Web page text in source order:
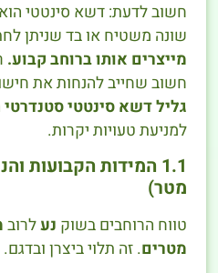
חשוב לדעת: דשא סינטטי
שונה משטיח או בד שניתן
מייצרים אותו ברוחב קבוע.
חשוב שחייב להנחות את
גליל דשא סינטטי סטנדרטי
למניעת טעויות יקרות.
מטר)
טווח הרוחבים בשוק נעלרוב
מטרים. זה תלוי ביצרן ובדגם.